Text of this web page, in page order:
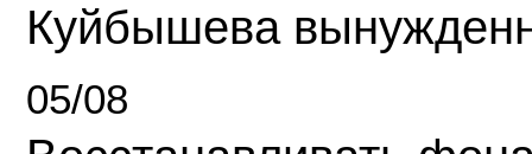
Куйбышева
05/08